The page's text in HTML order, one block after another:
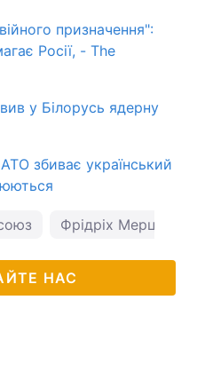
призначення":
Росії, - The
у Білорусь ядерну
збиває український
Фрідріх Мерц
НАС